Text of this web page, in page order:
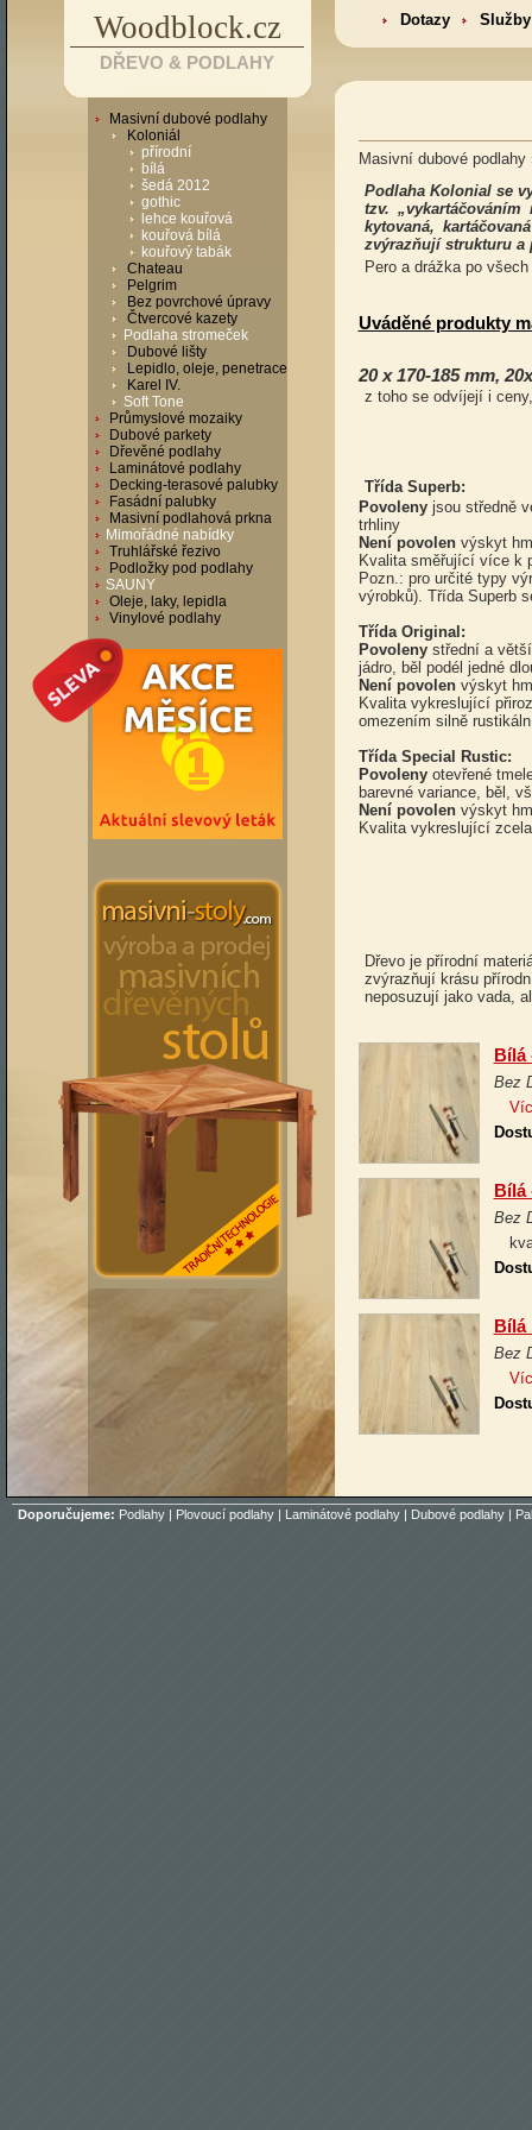
Woodblock.cz
DŘEVO & PODLAHY
Masivní dubové podlahy
Koloniál
přírodní
bílá
šedá 2012
gothic
lehce kouřová
kouřová bílá
kouřový tabák
Chateau
Pelgrim
Bez povrchové úpravy
Čtvercové kazety
Podlaha stromeček
Dubové lišty
Lepidlo, oleje, penetrace
Karel IV.
Soft Tone
Průmyslové mozaiky
Dubové parkety
Dřevěné podlahy
Laminátové podlahy
Decking-terasové palubky
Fasádní palubky
Masivní podlahová prkna
Mimořádné nabídky
Truhlářské řezivo
Podložky pod podlahy
SAUNY
Oleje, laky, lepidla
Vinylové podlahy
Dotazy Služby
Masivní dubové
Podlaha Kolonial se
tzv.
kytovaná,
zvýrazňují strukturu a
Pero a drážka po
Uváděné produkty
20 x 170-185 mm,
z toho se odvíjejí i
Třída Superb:
Povolenyjsou středně
trhliny
Není povolenvýskyt
Kvalita směřující více k
Pozn.: pro určité typy
výrobků). Třída Superb
Třída Original:
Povolenystřední a větší
jádro, běl podél jedné
Není povolenvýskyt
Kvalita vykreslující
omezením silně
Třída Special Rustic:
Povolenyotevřené
barevné variance, běl,
Není povolenvýskyt
Kvalita vykreslující
Dřevo je přírodní
zvýrazňují krásu
neposuzují jako vada,
Bílá
Bez
Bílá
Bez
Bílá
Bez
Doporučujeme: Podlahy | Plovoucí podlahy | Laminátové podlahy | Dubové podlahy |